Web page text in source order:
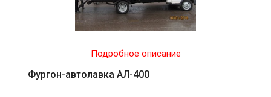
Подробное описание
Фургон-автолавка АЛ-400